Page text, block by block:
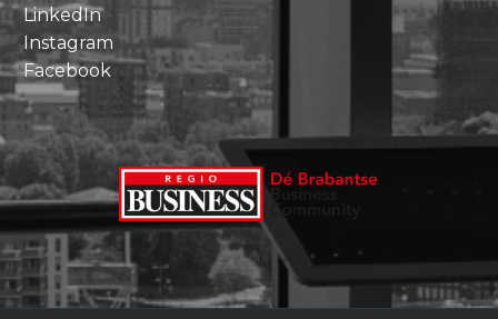
LinkedIn
Instagram
Facebook